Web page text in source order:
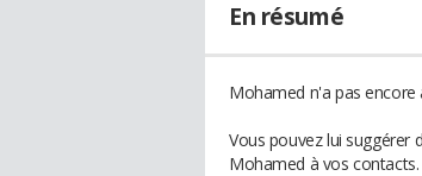
En résumé
Mohamed n'a pas
Vous pouvez lui suggérer
Mohamed à vos contacts.